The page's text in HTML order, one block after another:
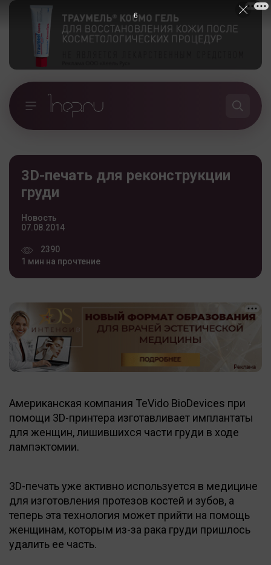
3D-печать для реконструкции
груди
Новость
07.08.2014
2390
1 мин на прочтение
Американская компания TeVido BioDevices при
помощи 3D-принтера изготавливает имплантаты
для женщин, лишившихся части груди в ходе
лампэктомии.
3D-печать уже активно используется в медицине
для изготовления протезов костей и зубов, а
теперь эта технология может прийти на помощь
женщинам, которым из-за рака груди пришлось
удалить ее часть.
5